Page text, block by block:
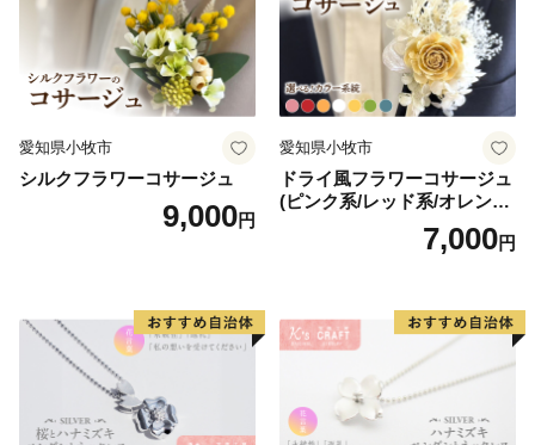
〒444-1333 愛知県高浜市沢渡町1-3-28
阿久比町ふるさと納税ワンストップ受付センター 宛
マイナンバーカードを利用したオンライン申請「ふるま
ど（https://furumado.jp/）」にも対応しています。
ワンストップ特例申請や、変更届の提出がオンラインで
完結できるようになりました。
こちらで申請いただいた場合、書面での提出は不要とな
愛知県小牧市
シルクフラワーコサージュ
9,000円
愛知県小牧市
ドライ風フラワーコサージュ
(ピンク系/レッド系/オレンジ
系/ホワイト系/イエロー系/グ
リーン系/ブルー系）7,000円